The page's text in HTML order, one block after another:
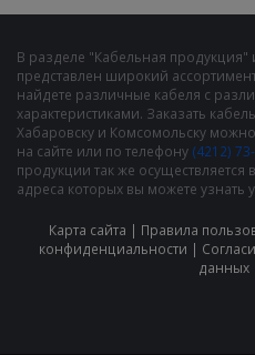
В разделе "Кабельная продукция"
представлен широкий
найдете различные кабеля с
характеристиками. Заказать
Хабаровску и Комсомольску
на сайте или по телефону (4212)
продукции так же
адреса которых вы можете узнать
Карта сайта | Правила
конфиденциальности |
данных